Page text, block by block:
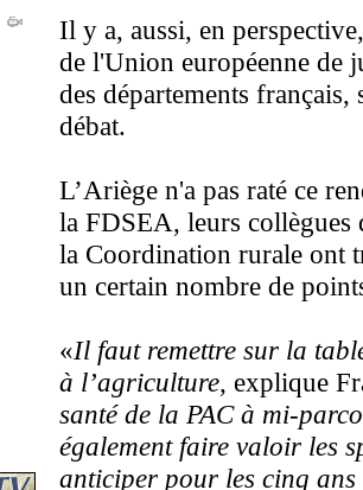
Il y a, aussi, en
de l'Union européenne de
des départements
débat.
L’Ariège n'a pas raté ce
la FDSEA, leurs collègues
la Coordination rurale ont
un certain nombre de
«Il faut remettre sur la
à l’agriculture, explique
santé de la PAC à mi-
également faire valoir les
anticiper pour les cinq